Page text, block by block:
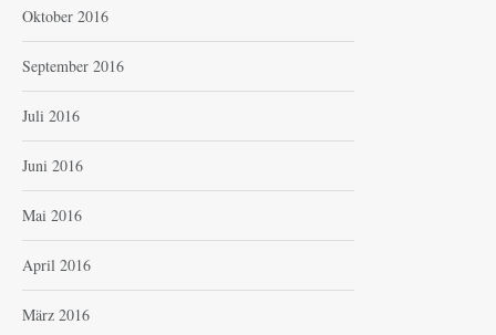
Oktober 2016
September 2016
Juli 2016
Juni 2016
Mai 2016
April 2016
März 2016